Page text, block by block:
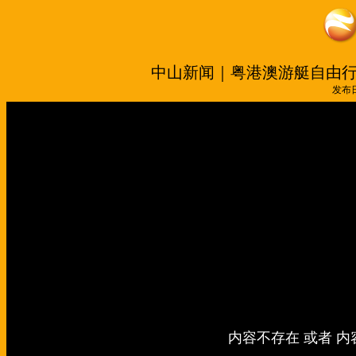
中山新闻｜粤港澳游艇自由
发布